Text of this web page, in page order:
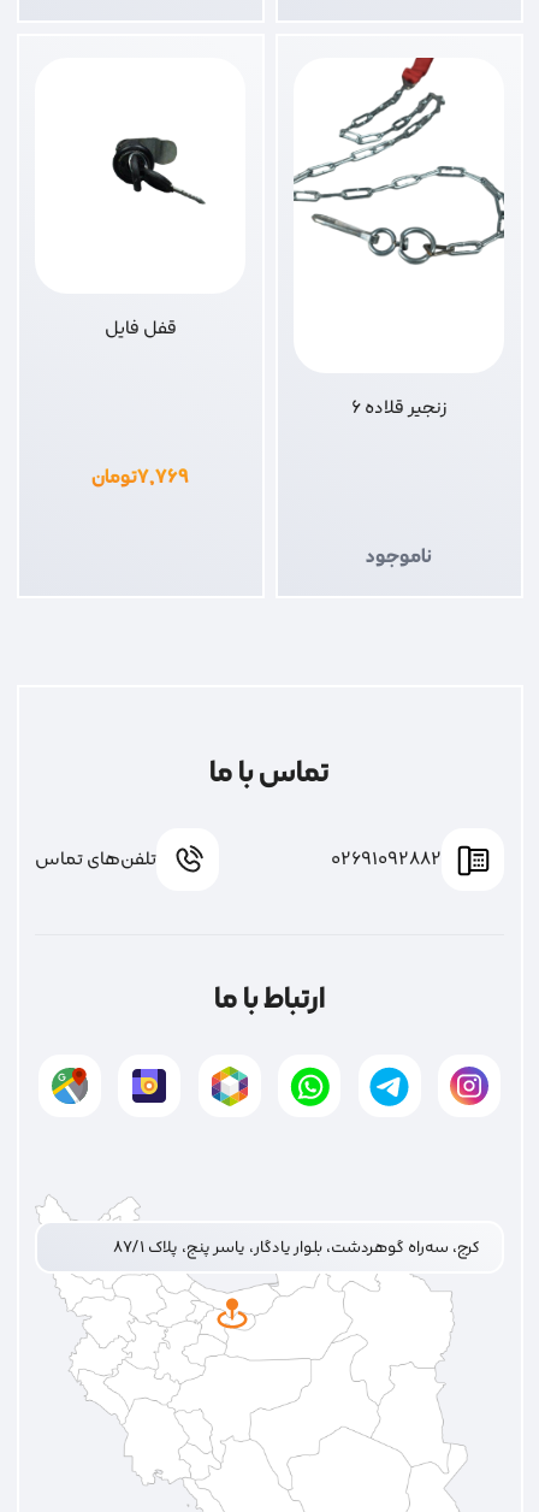
زنجیر قلاده 6
ناموجود
قفل فایل
۷,۷۶۹تومان
تماس با ما
02691092882 تلفن‌های تماس
ارتباط با ما
کرج، سه‌راه گوهردشت، بلوار یادگار، یاسر پنج، پلاک ۸۷/۱